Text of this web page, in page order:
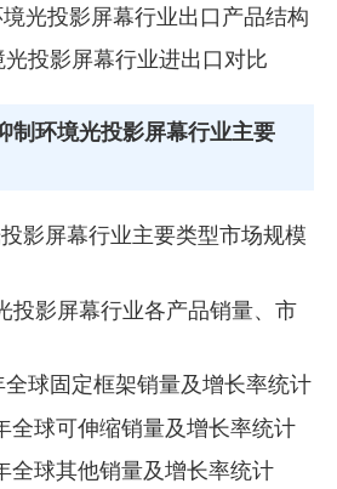
光投影屏幕行业出口产品结构
投影屏幕行业进出口对比
制环境光投影屏幕行业主要
影屏幕行业主要类型市场规模
投影屏幕行业各产品销量、市
全球固定框架销量及增长率统计
全球可伸缩销量及增长率统计
全球其他销量及增长率统计